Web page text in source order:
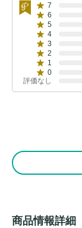
7
6
5
4
3
2
1
0
評価なし
商品情報詳細